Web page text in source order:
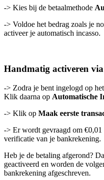
-> Kies bij de betaalmethode
-> Voldoe het bedrag zoals je
activeer je automatisch incasso.
Handmatig activeren via
-> Zodra je bent ingelogd op
Klik daarna op Automatische
-> Klik op Maak eerste
-> Er wordt gevraagd om
verificatie van je bankrekening.
Heb je de betaling afgerond?
geactiveerd en worden de
bankrekening afgeschreven.